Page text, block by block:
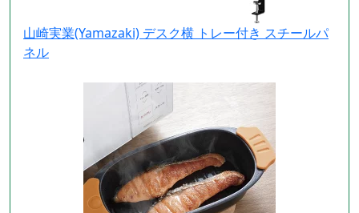
山崎実業(Yamazaki) デスク横 トレー付き スチールパ
ネル